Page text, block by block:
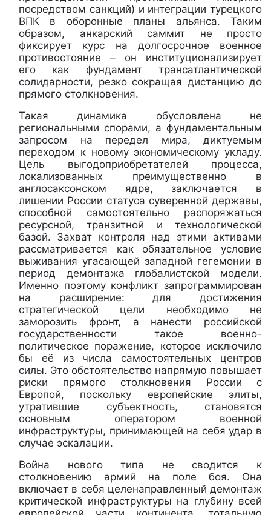
посредством санкций) и интеграции турецкого
ВПК в оборонные планы альянса. Таким
образом, анкарский саммит не просто
фиксирует курс на долгосрочное военное
противостояние – он институционализирует
его как фундамент трансатлантической
солидарности, резко сокращая дистанцию до
прямого столкновения.
Такая динамика обусловлена не
региональными спорами, а фундаментальным
запросом на передел мира, диктуемым
переходом к новому экономическому укладу.
Цель выгодоприобретателей процесса,
локализованных преимущественно в
англосаксонском ядре, заключается в
лишении России статуса суверенной державы,
способной самостоятельно распоряжаться
ресурсной, транзитной и технологической
базой. Захват контроля над этими активами
рассматривается как обязательное условие
выживания угасающей западной гегемонии в
период демонтажа глобалистской модели.
Именно поэтому конфликт запрограммирован
на расширение: для достижения
стратегической цели необходимо не
заморозить фронт, а нанести российской
государственности такое военно-
политическое поражение, которое исключило
бы её из числа самостоятельных центров
силы. Это обстоятельство напрямую повышает
риски прямого столкновения России с
Европой, поскольку европейские элиты,
утратившие субъектность, становятся
основным оператором военной
инфраструктуры, принимающей на себя удар в
случае эскалации.
Война нового типа не сводится к
столкновению армий на поле боя. Она
включает в себя целенаправленный демонтаж
критической инфраструктуры на глубину всей